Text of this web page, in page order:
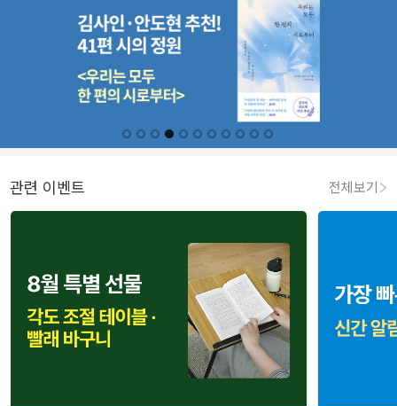
관련 이벤트 전체보기